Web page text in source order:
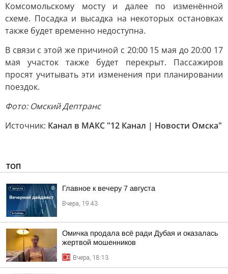
Комсомольскому мосту и далее по изменённой
схеме. Посадка и высадка на некоторых остановках
также будет временно недоступна.
В связи с этой же причиной с 20:00 15 мая до 20:00 17
мая участок также будет перекрыт. Пассажиров
просят учитывать эти изменения при планировании
поездок.
Фото: Oмcкий Дeптрaнс
Источник: Канал в МАКС "12 Канал | Новости Омска"
ТОП
Главное к вечеру 7 августа
Вчера, 19:43
Омичка продала всё ради Дубая и оказалась
жертвой мошенников
Вчера, 18:13